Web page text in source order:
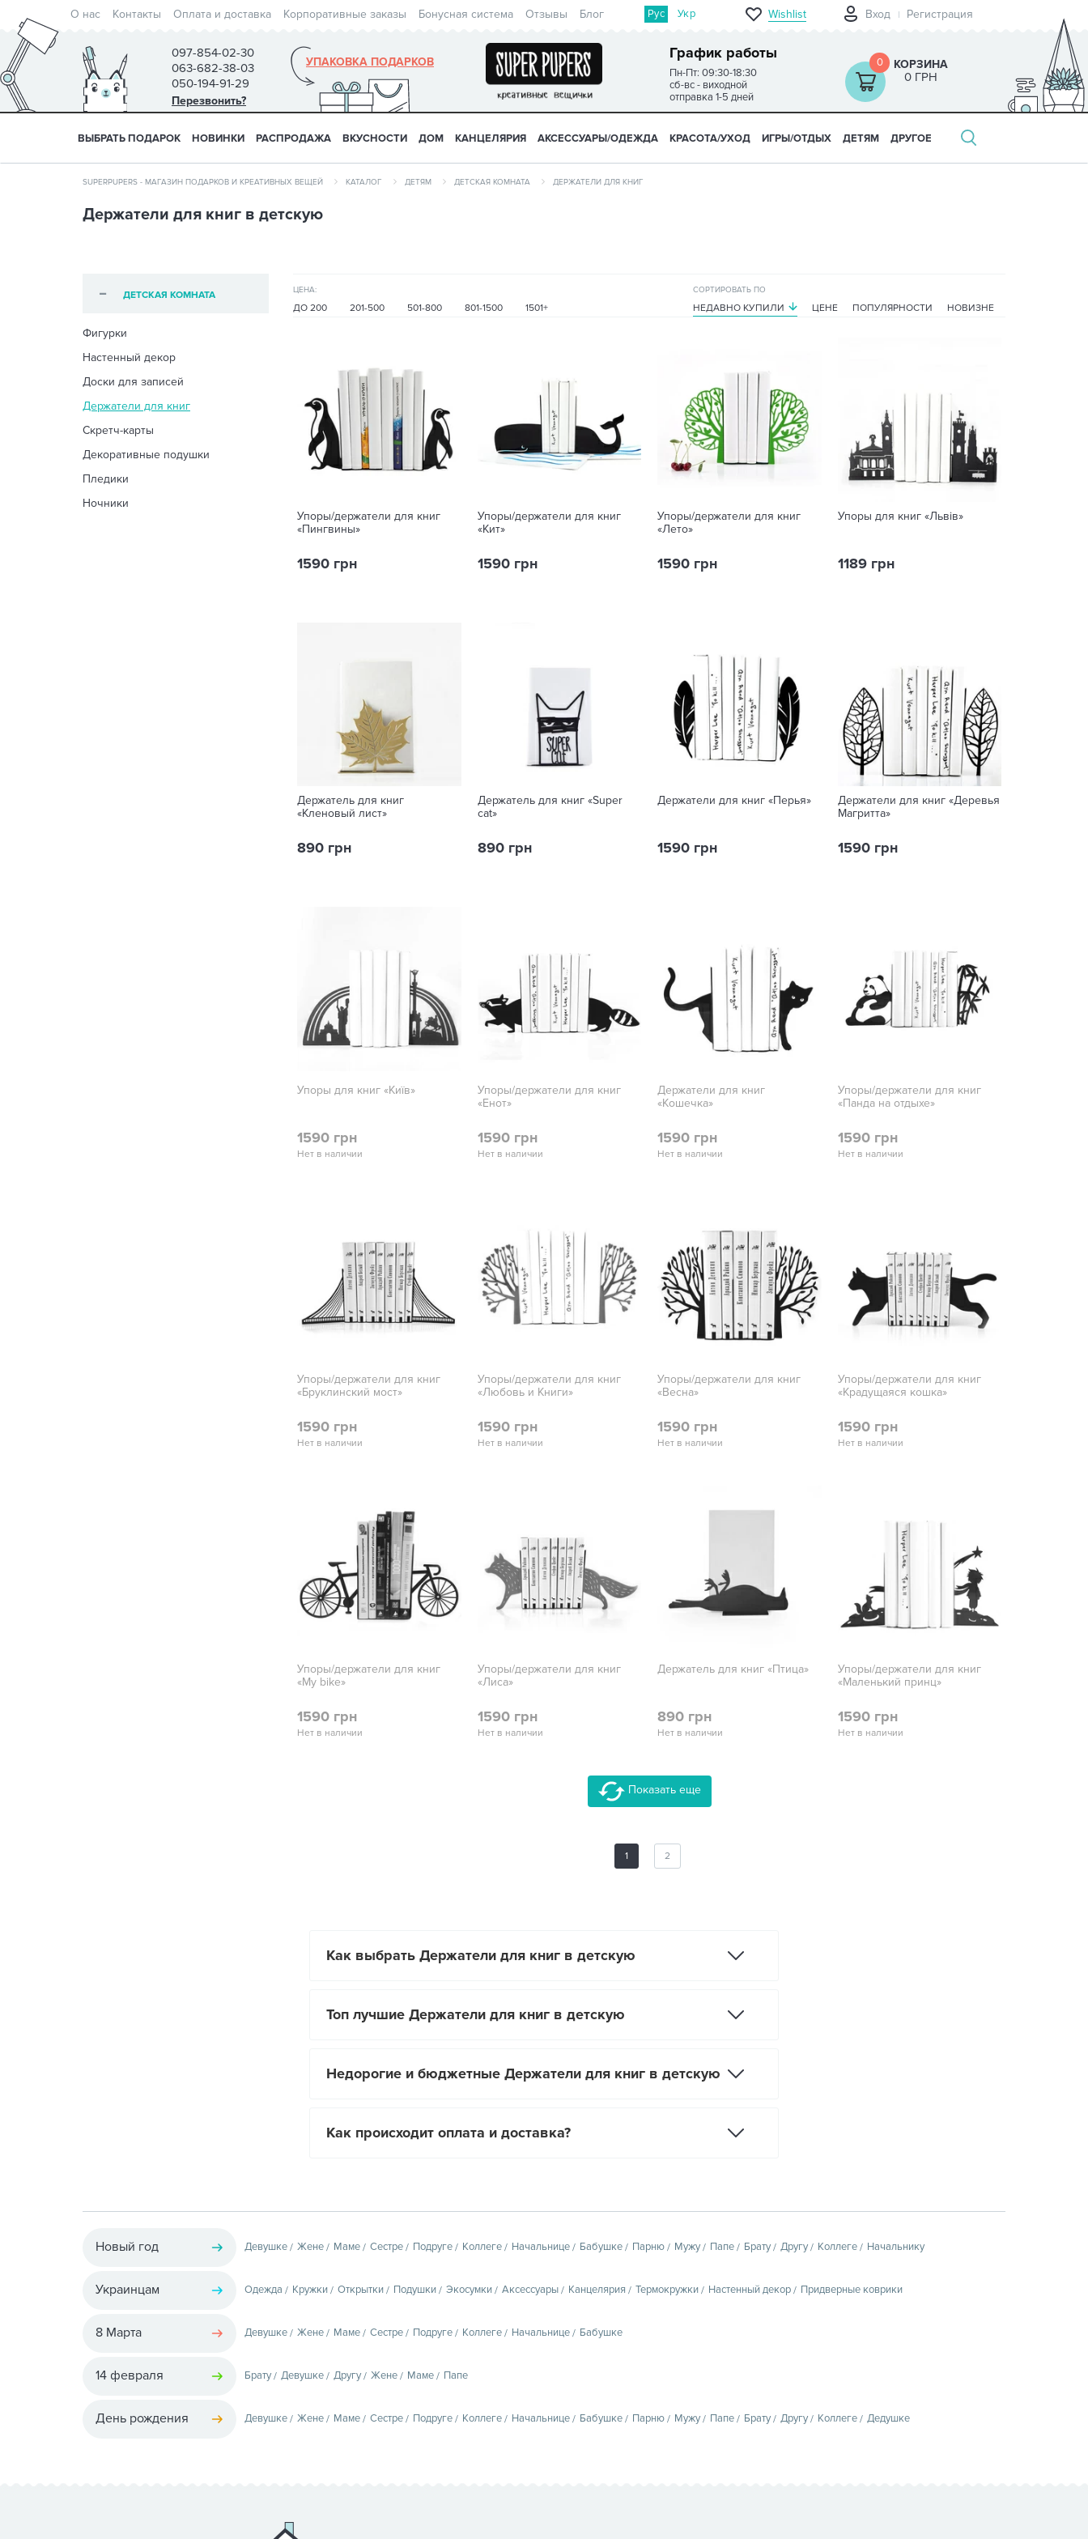
О нас Контакты Оплата и доставка Корпоративные заказы Бонусная система Отзывы Блог Рус Укр Wishlist Вход Регистрация
097-854-02-30
063-682-38-03
050-194-91-29
Перезвонить?
График работы
Пн-Пт: 09:30-18:30
сб-вс - виходной
отправка 1-5 дней
УПАКОВКА ПОДАРКОВ 0 КОРЗИНА
0 ГРН
ВЫБРАТЬ ПОДАРОК НОВИНКИ РАСПРОДАЖА ВКУСНОСТИ ДОМ КАНЦЕЛЯРИЯ АКСЕССУАРЫ/ОДЕЖДА КРАСОТА/УХОД ИГРЫ/ОТДЫХ ДЕТЯМ ДРУГОЕ
SUPERPUPERS - МАГАЗИН ПОДАРКОВ И КРЕАТИВНЫХ ВЕЩЕЙ КАТАЛОГ ДЕТЯМ ДЕТСКАЯ КОМНАТА ДЕРЖАТЕЛИ ДЛЯ КНИГ
Держатели для книг в детскую
ДЕТСКАЯ КОМНАТА
Фигурки
Настенный декор
Доски для записей
Держатели для книг
Скретч-карты
Декоративные подушки
Пледики
Ночники
ЦЕНА:
ДО 200 201-500 501-800 801-1500 1501+
СОРТИРОВАТЬ ПО
НЕДАВНО КУПИЛИ ЦЕНЕ ПОПУЛЯРНОСТИ НОВИЗНЕ
Упоры/держатели для книг
«Пингвины»
1590 грн
Упоры/держатели для книг
«Кит»
1590 грн
Упоры/держатели для книг
«Лето»
1590 грн
Упоры для книг «Львів»
1189 грн
Держатель для книг
«Кленовый лист»
890 грн
Держатель для книг «Super
cat»
890 грн
Держатели для книг «Перья»
1590 грн
Держатели для книг «Деревья
Магритта»
1590 грн
Упоры для книг «Київ»
1590 грн
Нет в наличии
Упоры/держатели для книг
«Енот»
1590 грн
Нет в наличии
Держатели для книг
«Кошечка»
1590 грн
Нет в наличии
Упоры/держатели для книг
«Панда на отдыхе»
1590 грн
Нет в наличии
Упоры/держатели для книг
«Бруклинский мост»
1590 грн
Нет в наличии
Упоры/держатели для книг
«Любовь и Книги»
1590 грн
Нет в наличии
Упоры/держатели для книг
«Весна»
1590 грн
Нет в наличии
Упоры/держатели для книг
«Крадущаяся кошка»
1590 грн
Нет в наличии
Упоры/держатели для книг
«My bike»
1590 грн
Нет в наличии
Упоры/держатели для книг
«Лиса»
1590 грн
Нет в наличии
Держатель для книг «Птица»
890 грн
Нет в наличии
Упоры/держатели для книг
«Маленький принц»
1590 грн
Нет в наличии
Показать еще
1 2
Как выбрать Держатели для книг в детскую
Топ лучшие Держатели для книг в детскую
Недорогие и бюджетные Держатели для книг в детскую
Как происходит оплата и доставка?
Новый год Девушке Жене Маме Сестре Подруге Коллеге Начальнице Бабушке Парню Мужу Папе Брату Другу Коллеге Начальнику
Украинцам Одежда Кружки Открытки Подушки Экосумки Аксессуары Канцелярия Термокружки Настенный декор Придверные коврики
8 Марта Девушке Жене Маме Сестре Подруге Коллеге Начальнице Бабушке
14 февраля Брату Девушке Другу Жене Маме Папе
День рождения Девушке Жене Маме Сестре Подруге Коллеге Начальнице Бабушке Парню Мужу Папе Брату Другу Коллеге Дедушке